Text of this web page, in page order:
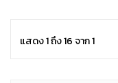
แสดง 1 ถึง 16 จาก 1